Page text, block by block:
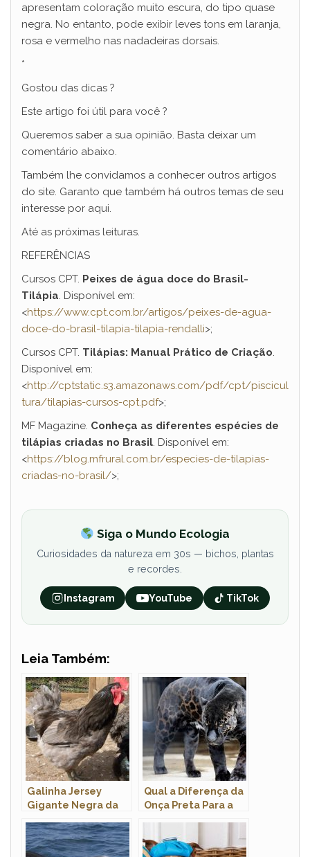
apresentam coloração muito escura, do tipo quase
negra. No entanto, pode exibir leves tons em laranja,
rosa e vermelho nas nadadeiras dorsais.
*
Gostou das dicas ?
Este artigo foi útil para você ?
Queremos saber a sua opinião. Basta deixar um
comentário abaixo.
Também lhe convidamos a conhecer outros artigos
do site. Garanto que também há outros temas de seu
interesse por aqui.
Até as próximas leituras.
REFERÊNCIAS
Cursos CPT. Peixes de água doce do Brasil-
Tilápia. Disponível em:
<https://www.cpt.com.br/artigos/peixes-de-agua-
doce-do-brasil-tilapia-tilapia-rendalli>;
Cursos CPT. Tilápias: Manual Prático de Criação.
Disponível em:
<http://cptstatic.s3.amazonaws.com/pdf/cpt/piscicul
tura/tilapias-cursos-cpt.pdf>;
MF Magazine. Conheça as diferentes espécies de
tilápias criadas no Brasil. Disponível em:
<https://blog.mfrural.com.br/especies-de-tilapias-
criadas-no-brasil/>;
Siga o Mundo Ecologia
Curiosidades da natureza em 30s — bichos, plantas
e recordes.
Instagram YouTube TikTok
Leia Também:
Galinha Jersey
Gigante Negra da
Características,
ovos e Fotos!
Qual a Diferença da
Onça Preta Para a